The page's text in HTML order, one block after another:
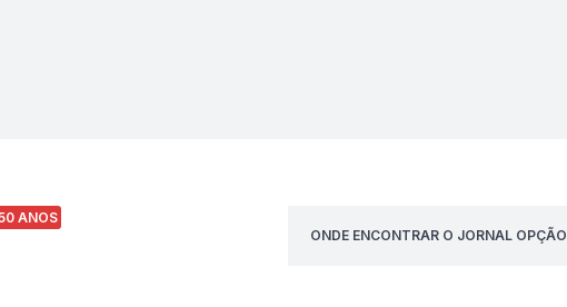
ANOS
ONDE ENCONTRAR O JORNAL OPÇÃO